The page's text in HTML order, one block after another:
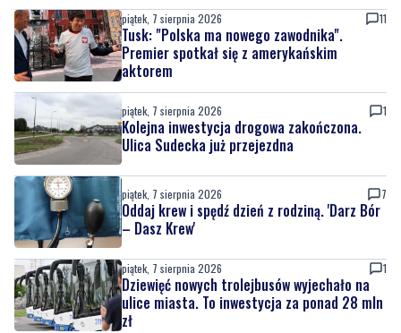
piątek, 7 sierpnia 2026 11
Tusk: "Polska ma nowego zawodnika".
Premier spotkał się z amerykańskim
aktorem
piątek, 7 sierpnia 2026 1
Kolejna inwestycja drogowa zakończona.
Ulica Sudecka już przejezdna
piątek, 7 sierpnia 2026 7
Oddaj krew i spędź dzień z rodziną. 'Darz Bór
– Dasz Krew'
piątek, 7 sierpnia 2026 1
Dziewięć nowych trolejbusów wyjechało na
ulice miasta. To inwestycja za ponad 28 mln
zł